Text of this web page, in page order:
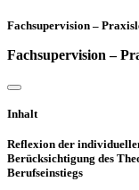
Fachsupervision –
Fachsupervision –
Inhalt
Reflexion der
Berücksichtigung des
Berufseinstiegs